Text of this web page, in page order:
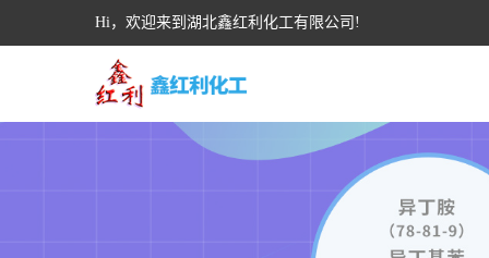
Hi，欢迎来到湖北鑫红利化工有限公司!